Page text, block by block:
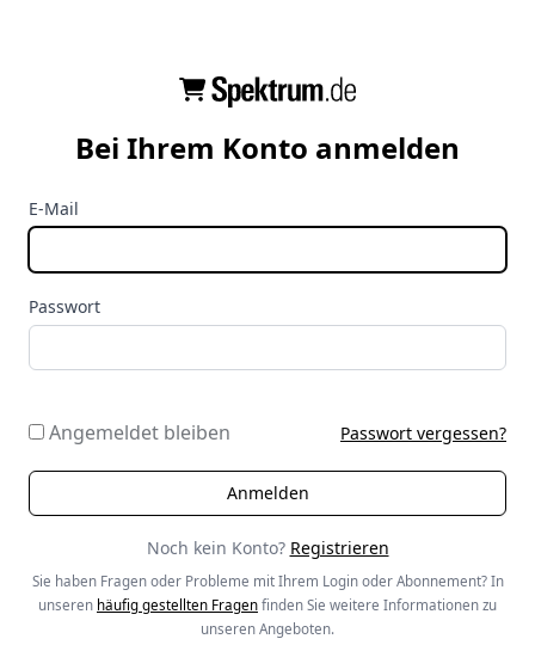
Bei Ihrem Konto anmelden
E-Mail
Passwort
Angemeldet bleiben Passwort vergessen?
Noch kein Konto? Registrieren
Sie haben Fragen oder Probleme mit Ihrem Login oder Abonnement? In
unseren häufig gestellten Fragen finden Sie weitere Informationen zu
unseren Angeboten.